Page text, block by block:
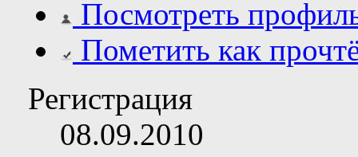
Посмотреть
Пометить как
Регистрация
08.09.2010